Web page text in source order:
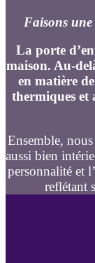
Faisons une
La porte
maison. Au-
en matière
thermiques et
Ensemble,
aussi bien
personnalité et
reflétant